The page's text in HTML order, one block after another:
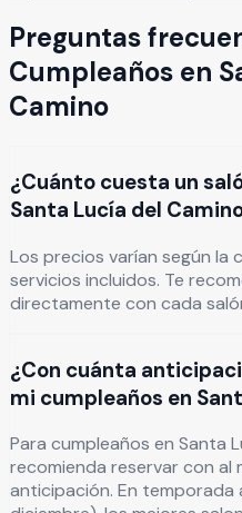
Preguntas
Cumpleaños en
Camino
¿Cuánto cuesta un
Santa Lucía del
Los precios varían según la
servicios incluidos. Te
directamente con cada
¿Con cuánta
mi cumpleaños en
Para cumpleaños en Santa
recomienda reservar con al
anticipación. En